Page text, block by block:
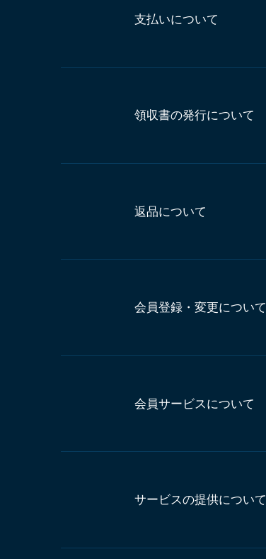
支払いについて
領収書の発行について
返品について
会員登録・変更について
会員サービスについて
サービスの提供について